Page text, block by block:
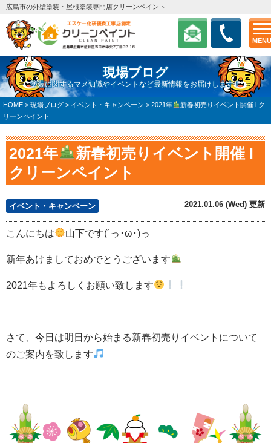
MENU
広島市の外壁塗装・屋根塗装専門店クリーンペイント
現場ブログ
塗装に関するマメ知識やイベントなど最新情報をお届けします！
HOME > 現場ブログ > イベント・キャンペーン > 2021年
新春初売りイベント開催 l ク
リーンペイント
2021年
新春初売りイベント開催 l
クリーンペイント
イベント・キャンペーン 2021.01.06 (Wed) 更新
こんにちは 山下です(´っ･ω･)っ
新年あけましておめでとうございます
2021年もよろしくお願い致します
さて、今日は明日から始まる新春初売りイベントについて
のご案内を致します